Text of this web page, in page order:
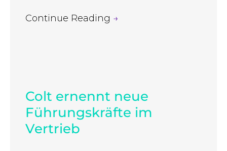
Continue Reading →
Colt ernennt neue
Führungskräfte im
Vertrieb